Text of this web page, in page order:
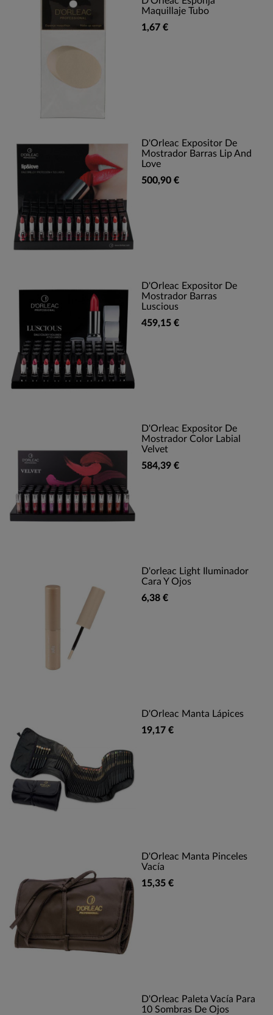
Maquillaje Tubo
1,67 €
D'Orleac Expositor De
Mostrador Barras Lip And
Love
500,90 €
D'Orleac Expositor De
Mostrador Barras
Luscious
459,15 €
D'Orleac Expositor De
Mostrador Color Labial
Velvet
584,39 €
D'orleac Light Iluminador
Cara Y Ojos
6,38 €
D'Orleac Manta Lápices
19,17 €
D'Orleac Manta Pinceles
Vacía
15,35 €
D'Orleac Paleta Vacía Para
10 Sombras De Ojos